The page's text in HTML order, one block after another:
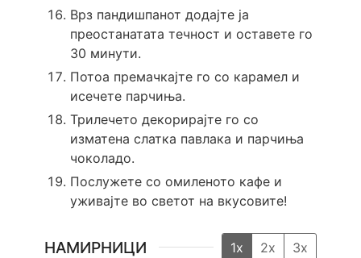
Врз пандишпанот додајте ја
преостанатата течност и оставете го
30 минути.
Потоа премачкајте го со карамел и
исечете парчиња.
Трилечето декорирајте го со
изматена слатка павлака и парчиња
чоколадо.
Послужете со омиленото кафе и
уживајте во светот на вкусовите!
НАМИРНИЦИ 1x 2x
3x